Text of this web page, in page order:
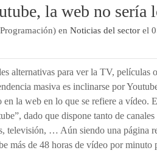
la web no sería
en Noticias del sector el
alternativas para ver la TV, películas
masiva es inclinarse por
en la web en lo que se refiere a vídeo.
dado que dispone tanto de
televisión, … Aún siendo una página
más de 48 horas de vídeo por minuto